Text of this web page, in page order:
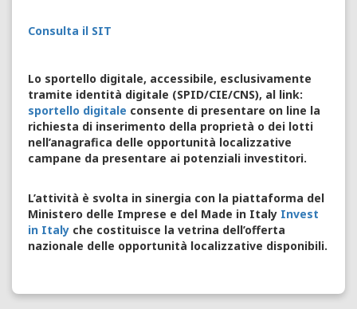
Consulta il SIT
Lo sportello digitale, accessibile, esclusivamente
tramite identità digitale (SPID/CIE/CNS), al link:
sportello digitale consente di presentare on line la
richiesta di inserimento della proprietà o dei lotti
nell’anagrafica delle opportunità localizzative
campane da presentare ai potenziali investitori.
L’attività è svolta in sinergia con la piattaforma del
Ministero delle Imprese e del Made in Italy Invest
in Italy che costituisce la vetrina dell’offerta
nazionale delle opportunità localizzative disponibili.